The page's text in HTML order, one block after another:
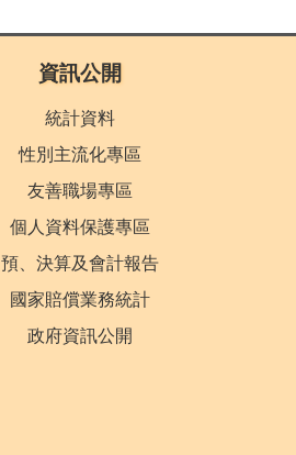
資訊公開
統計資料
性別主流化專區
友善職場專區
個人資料保護專區
預、決算及會計報告
國家賠償業務統計
政府資訊公開